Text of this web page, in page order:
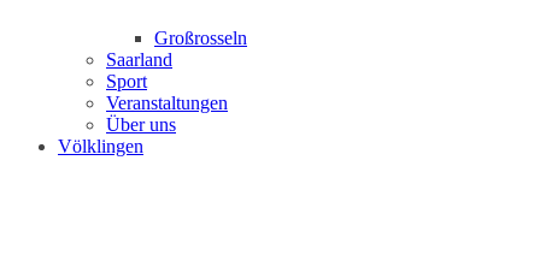
Großrosseln
Saarland
Sport
Veranstaltungen
Über uns
Völklingen